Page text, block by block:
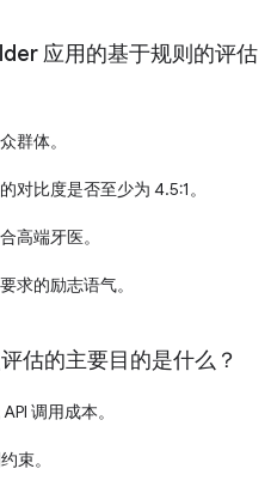
应用的基于规则的评估
群体。
对比度是否至少为 4.5:1。
高端牙医。
求的励志语气。
估的主要目的是什么？
调用成本。
束。